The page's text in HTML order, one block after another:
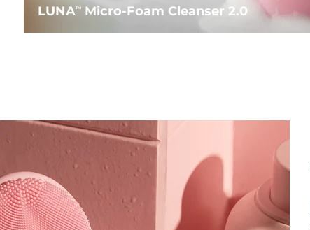
LUNATMMicro-Foam Cleanser 2.0